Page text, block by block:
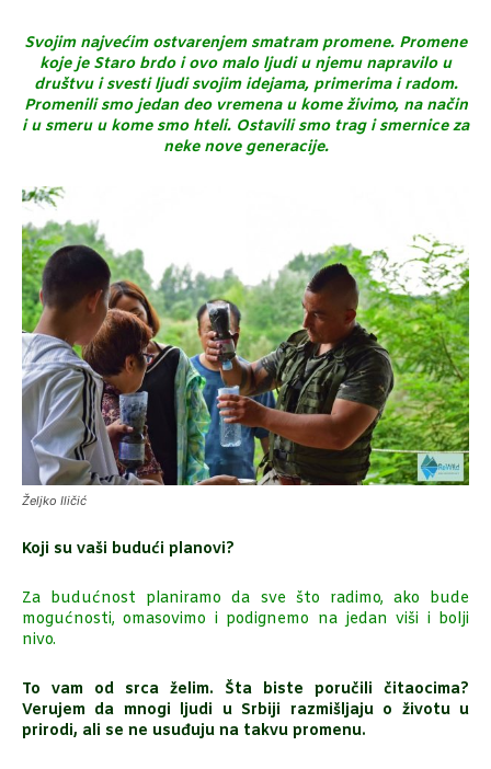
Svojim najvećim ostvarenjem smatram promene. Promene
koje je Staro brdo i ovo malo ljudi u njemu napravilo u
društvu i svesti ljudi svojim idejama, primerima i radom.
Promenili smo jedan deo vremena u kome živimo, na način
i u smeru u kome smo hteli. Ostavili smo trag i smernice za
neke nove generacije.
Željko Iličić
Koji su vaši budući planovi?
Za budućnost planiramo da sve što radimo, ako bude
mogućnosti, omasovimo i podignemo na jedan viši i bolji
nivo.
To vam od srca želim. Šta biste poručili čitaocima?
Verujem da mnogi ljudi u Srbiji razmišljaju o životu u
prirodi, ali se ne usuđuju na takvu promenu.